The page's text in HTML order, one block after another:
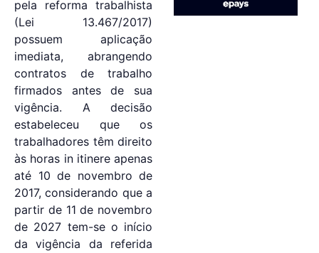
pela reforma trabalhista
(Lei 13.467/2017)
possuem aplicação
imediata, abrangendo
contratos de trabalho
firmados antes de sua
vigência. A decisão
estabeleceu que os
trabalhadores têm direito
às horas in itinere apenas
até 10 de novembro de
2017, considerando que a
partir de 11 de novembro
de 2027 tem-se o início
da vigência da referida